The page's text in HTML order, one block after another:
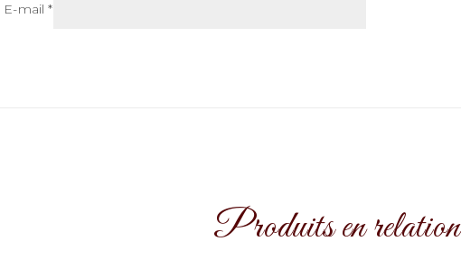
E-mail*
Produits en relation